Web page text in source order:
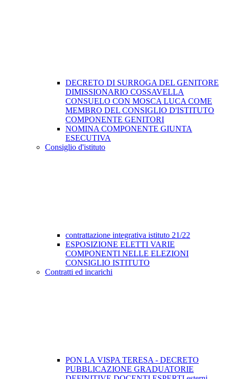
DECRETO DI SURROGA DEL GENITORE
DIMISSIONARIO COSSAVELLA
CONSUELO CON MOSCA LUCA COME
MEMBRO DEL CONSIGLIO D'ISTITUTO
COMPONENTE GENITORI
NOMINA COMPONENTE GIUNTA
ESECUTIVA
Consiglio d'istituto
contrattazione integrativa istituto 21/22
ESPOSIZIONE ELETTI VARIE
COMPONENTI NELLE ELEZIONI
CONSIGLIO ISTITUTO
Contratti ed incarichi
PON LA VISPA TERESA - DECRETO
PUBBLICAZIONE GRADUATORIE